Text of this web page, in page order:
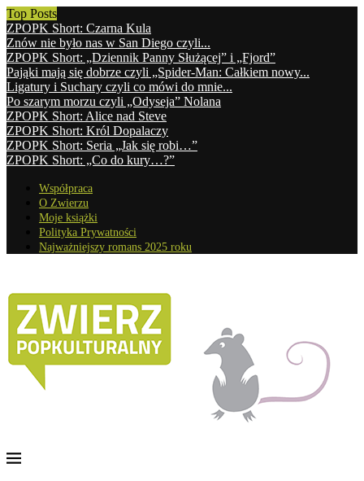
Top Posts
ZPOPK Short: Czarna Kula
Znów nie było nas w San Diego czyli...
ZPOPK Short: „Dziennik Panny Służącej” i „Fjord”
Pająki mają się dobrze czyli „Spider-Man: Całkiem nowy...
Ligatury i Suchary czyli co mówi do mnie...
Po szarym morzu czyli „Odyseja” Nolana
ZPOPK Short: Alice nad Steve
ZPOPK Short: Król Dopalaczy
ZPOPK Short: Seria „Jak się robi…”
ZPOPK Short: „Co do kury…?”
Współpraca
O Zwierzu
Moje książki
Polityka Prywatności
Najważniejszy romans 2025 roku